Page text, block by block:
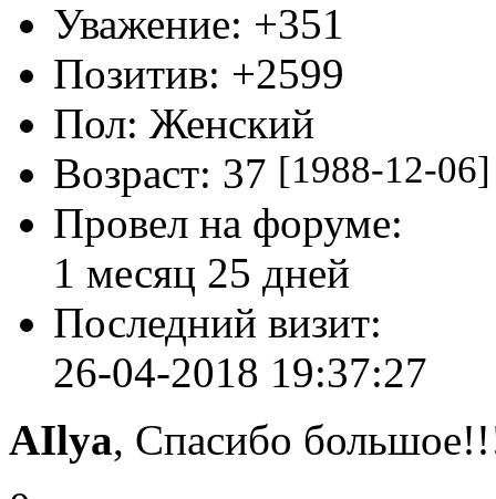
Зарегистрирован
Сообщений:2445
Уважение: +351
Позитив: +2599
Пол:Женский
Возраст:37[1988-12-06]
Провел на форуме:
1 месяц 25 дней
Последний визит:
26-04-2018 19:37:27